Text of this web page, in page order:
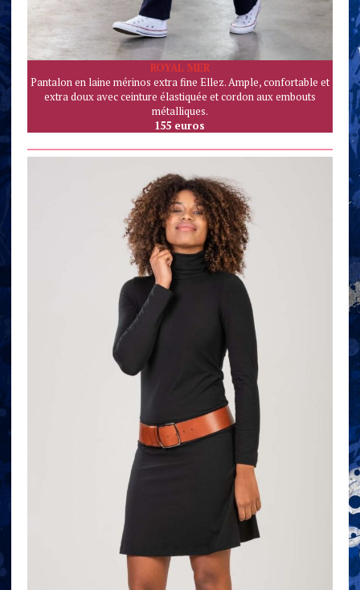
ROYAL MER
Pantalon en laine mérinos extra fine Ellez. Ample, confortable et
extra doux avec ceinture élastiquée et cordon aux embouts
métalliques.
155 euros